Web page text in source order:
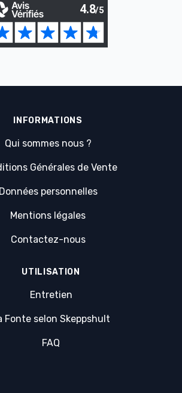
INFORMATIONS
Qui sommes nous ?
Générales de Vente
Données personnelles
Mentions légales
Contactez-nous
UTILISATION
Entretien
Fonte selon Skeppshult
FAQ